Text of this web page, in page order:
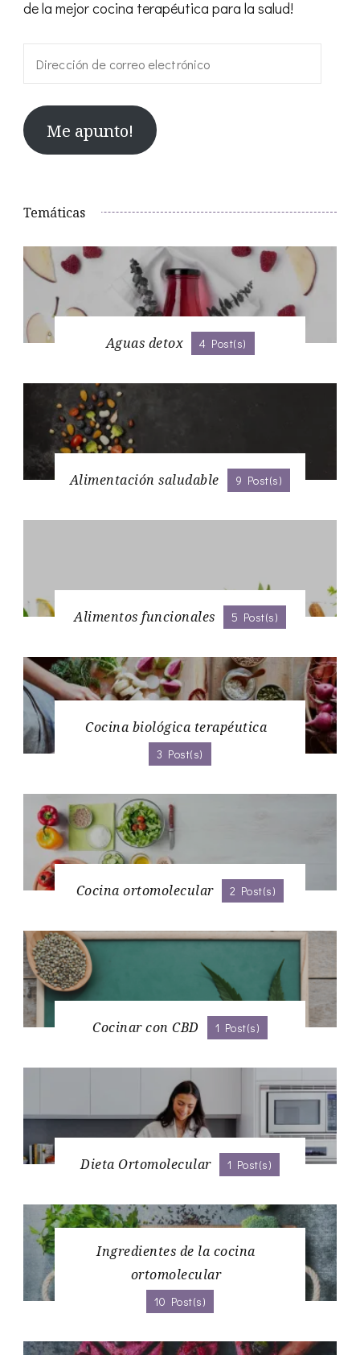
de la mejor cocina terapéutica para la salud!
Dirección
de
correo
electrónico
Me apunto!
Temáticas
Aguas detox 4 Post(s)
Alimentación saludable 9 Post(s)
Alimentos funcionales 5 Post(s)
Cocina biológica terapéutica
3 Post(s)
Cocina ortomolecular 2 Post(s)
Cocinar con CBD 1 Post(s)
Dieta Ortomolecular 1 Post(s)
Ingredientes de la cocina
ortomolecular
10 Post(s)